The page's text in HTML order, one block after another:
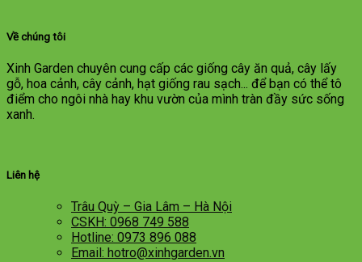
Về chúng tôi
Xinh Garden chuyên cung cấp các giống cây ăn quả, cây lấy
gỗ, hoa cảnh, cây cảnh, hạt giống rau sạch... để bạn có thể tô
điểm cho ngôi nhà hay khu vườn của mình tràn đầy sức sống
xanh.
Liên hệ
Trâu Quỳ – Gia Lâm – Hà Nội
CSKH: 0968 749 588
Hotline: 0973 896 088
Email: hotro@xinhgarden.vn